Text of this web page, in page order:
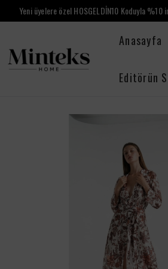
Yeni üyelere özel HOSGELDİN10 Koduyla
Anasayfa
Editörün